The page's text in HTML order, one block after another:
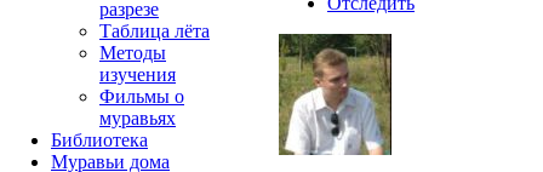
разрезе
Таблица лёта
Методы
изучения
Фильмы о
муравьях
Библиотека
Муравьи дома